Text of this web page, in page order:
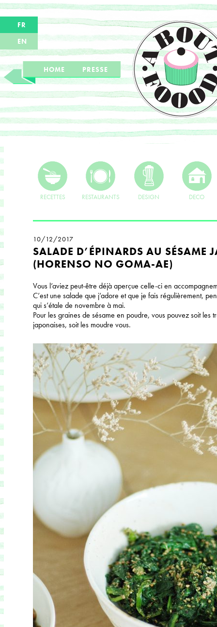
FR
EN
HOME PRESSE
RECETTES RESTAURANTS DESIGN DECO
10/12/2017
SALADE D’ÉPINARDS AU SÉSAME
(HORENSO NO GOMA-AE)
Vous l’aviez peut-être déjà aperçue celle-ci en
C’est une salade que j’adore et que je fais régulièrement,
qui s’étale de novembre à mai.
Pour les graines de sésame en poudre, vous pouvez soit les
japonaises, soit les moudre vous.